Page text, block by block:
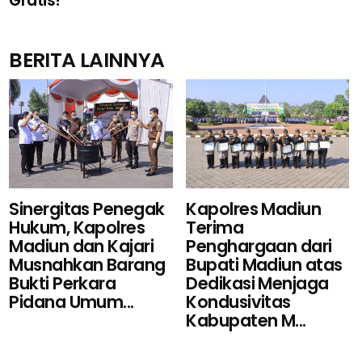
BERITA LAINNYA
Sinergitas Penegak
Hukum, Kapolres
Madiun dan Kajari
Musnahkan Barang
Bukti Perkara
Pidana Umum...
Kapolres Madiun
Terima
Penghargaan dari
Bupati Madiun atas
Dedikasi Menjaga
Kondusivitas
Kabupaten M...